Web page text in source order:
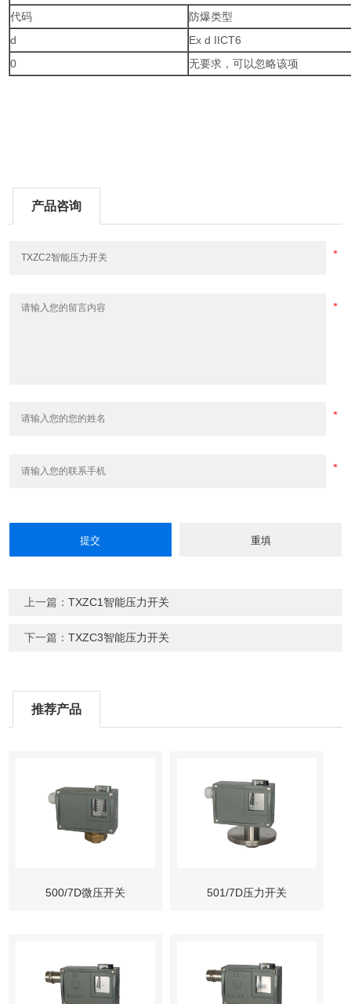
代码
防爆类型
d
Ex d IICT6
0
无要求，可以忽略该项
产品咨询
上一篇：TXZC1智能压力开关
下一篇：TXZC3智能压力开关
推荐产品
500/7D微压开关 501/7D压力开关